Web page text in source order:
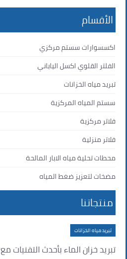
الأقسام
اكسسوارات سستم مركزي
الفلتر القلوي اكسل الياباني
تبريد مياه الخزانات
سستم المياه المركزية
فلاتر مركزية
فلاتر منزلية
محطات تحلية مياه الابار المالحة
مضخات لتعزيز ضغط المياه
منتجاتنا
تبريد مياه الخزانات
تبريد خزان الماء بأحدث التقنيات مع